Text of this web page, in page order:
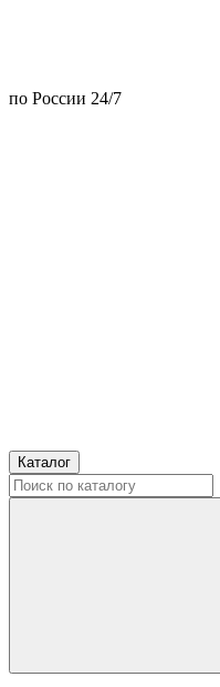
по России 24/7
Каталог